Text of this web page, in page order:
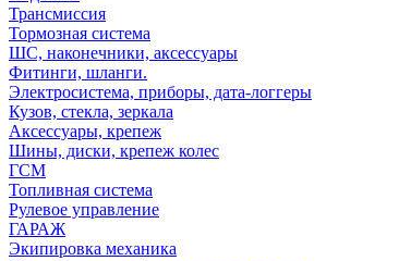
Трансмиссия
Тормозная система
ШС, наконечники, аксессуары
Фитинги, шланги.
Электросистема, приборы, дата-логгеры
Кузов, стекла, зеркала
Аксессуары, крепеж
Шины, диски, крепеж колес
ГСМ
Топливная система
Рулевое управление
ГАРАЖ
Экипировка механика